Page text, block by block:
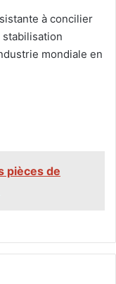
à concilier
mondiale en
pièces de